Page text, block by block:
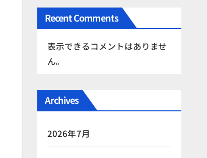
Recent Comments
表示できるコメントはありませ
ん。
Archives
2026年7月